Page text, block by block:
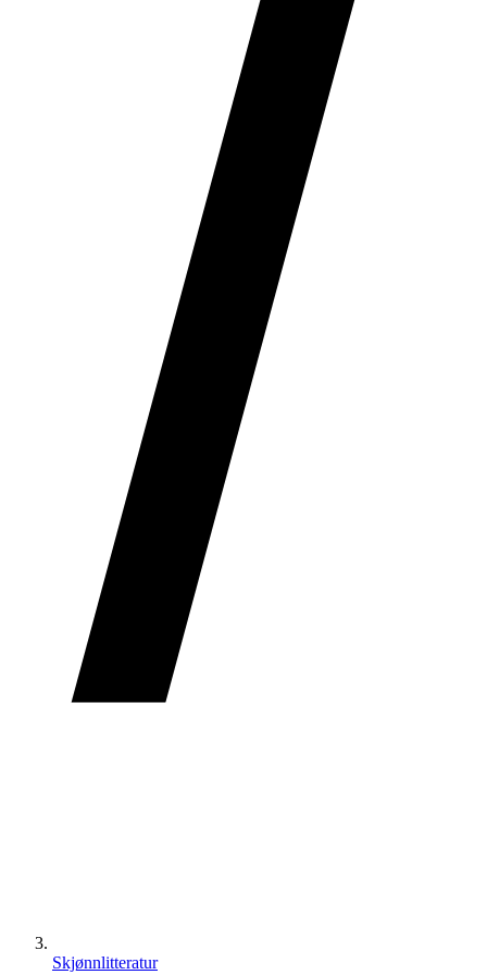
Skjønnlitteratur